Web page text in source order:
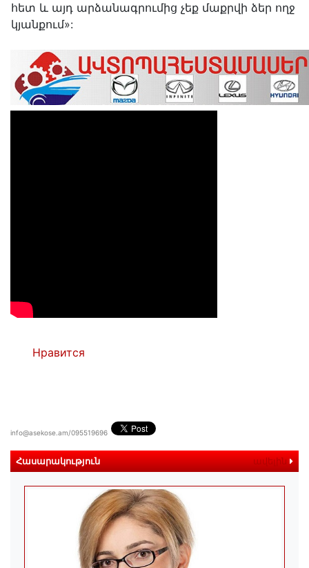
հետ և այդ արձանագրումից չեք մաքրվի ձեր ողջ
կյանքում»:
Нравится
info@asekose.am/095519696
Հասարակություն ավելին